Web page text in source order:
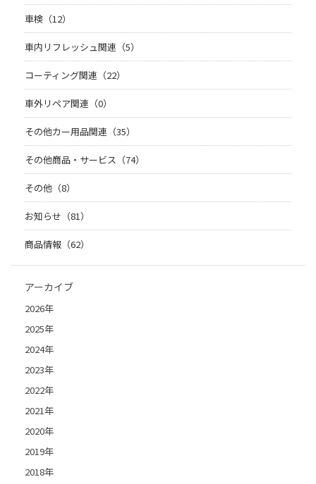
車検（12）
車内リフレッシュ関連（5）
コーティング関連（22）
車外リペア関連（0）
その他カー用品関連（35）
その他商品・サービス（74）
その他（8）
お知らせ（81）
商品情報（62）
アーカイブ
2026年
2025年
2024年
2023年
2022年
2021年
2020年
2019年
2018年